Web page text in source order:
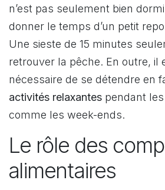
n’est pas seulement bien
donner le temps d’un petit
Une sieste de 15 minutes
retrouver la pêche. En outre, il
nécessaire de se détendre en
activités relaxantes pendant
comme les week-ends.
Le rôle des
alimentaires